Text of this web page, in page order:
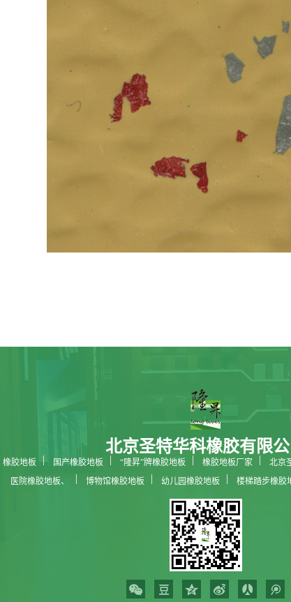
北京圣特华科橡胶有限公
橡胶地板 国产橡胶地板 “隆昇”牌橡胶地板 橡胶地板厂家 北京
医院橡胶地板、
博物馆橡胶地板 幼儿园橡胶地板 楼梯踏步橡胶
科技馆橡胶地板